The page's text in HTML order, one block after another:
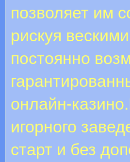
позволяет им
рискуя
постоянно
онлайн-
игорного
старт и без